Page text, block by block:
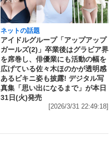
ネットの話題
アイドルグループ「アップアップ
ガールズ(2)」卒業後はグラビア界
を席巻し、俳優業にも活動の幅を
広げている佐々木ほのかが透明感
あるビキニ姿も披露! デジタル写
真集「思い出になるまで」が本日
31日(火)発売
[2026/3/31 22:49:18]